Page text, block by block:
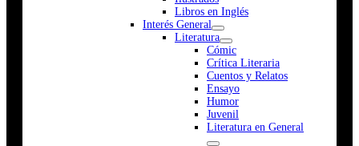
Libros en Inglés
Interés General
Literatura
Cómic
Crítica Literaria
Cuentos y Relatos
Ensayo
Humor
Juvenil
Literatura en General